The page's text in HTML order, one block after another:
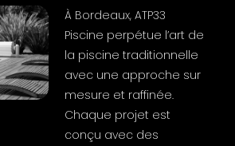
À Bordeaux, ATP33
Piscine perpétue l’art de
la piscine traditionnelle
avec une approche sur
mesure et raffinée.
Chaque projet est
conçu avec des